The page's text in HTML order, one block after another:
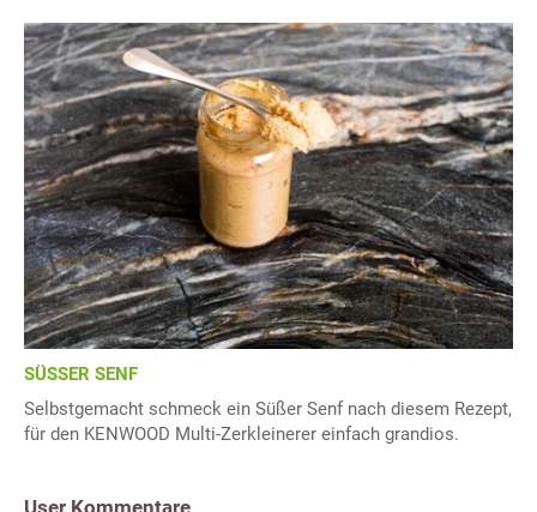
SÜSSER SENF
Selbstgemacht schmeck ein Süßer Senf nach diesem Rezept,
für den KENWOOD Multi-Zerkleinerer einfach grandios.
User Kommentare